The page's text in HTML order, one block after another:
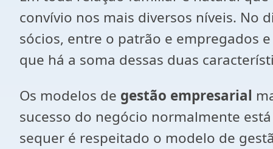
convívio nos mais diversos níveis. No
sócios, entre o patrão e empregados
que há a soma dessas duas
Os modelos de gestão empresarial
sucesso do negócio normalmente
sequer é respeitado o modelo de